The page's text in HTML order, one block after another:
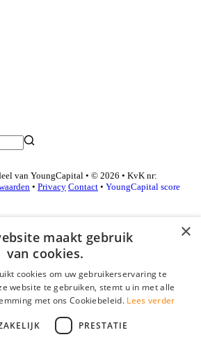
van YoungCapital • © 2026 • KvK nr:
• Privacy Contact • YoungCapital score
×
maakt gebruik
van cookies.
cookies om uw gebruikerservaring te
website te gebruiken, stemt u in met alle
met ons Cookiebeleid. Lees verder
PRESTATIE